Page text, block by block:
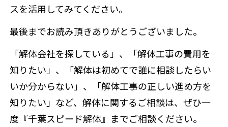
スを活用してみてください。
最後までお読み頂きありがとうございました。
「解体会社を探している」、「解体工事の費用を
知りたい」、「解体は初めてで誰に相談したらい
いか分からない」、「解体工事の正しい進め方を
知りたい」など、解体に関するご相談は、ぜひ一
度『千葉スピード解体』までご相談ください。